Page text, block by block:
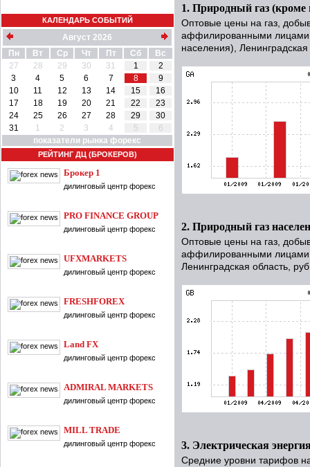
КАЛЕНДАРЬ СОБЫТИЙ
Август 2026
Пн
Вт Ср Чт Пт Сб
Вс
27
28 29 30 31 1
2
3
4 5 6 7 8
9
10
11 12 13 14 15
16
17
18 19 20 21 22
23
24
25 26 27 28 29
30
31
1 2 3 4 5
6
показатели рынка форекс
РЕЙТИНГ ДЦ (БРОКЕРОВ)
Брокер 1
дилинговый центр форекс
PRO FINANCE GROUP
дилинговый центр форекс
UFXMARKETS
дилинговый центр форекс
FRESHFOREX
дилинговый центр форекс
Land FX
дилинговый центр форекс
ADMIRAL MARKETS
дилинговый центр форекс
MILL TRADE
дилинговый центр форекс
1. Природный газ (кроме
Оптовые цены на газ,
аффилированными
населения),
2. Природный газ
Оптовые цены на газ,
аффилированными
Ленинградская область,
3. Электрическая
Средние уровни тарифов